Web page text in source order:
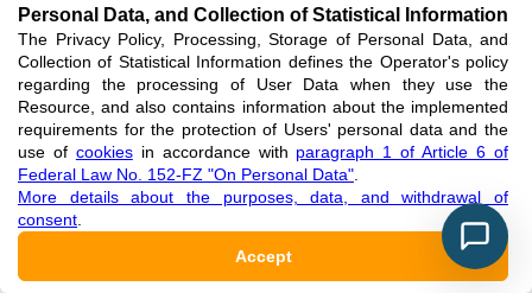
производным от уравнения (1). Основываясь на уравнениях
(1) и (2), в уравнении (3) можно рассчитать частоту
конфликтов (коэффициент конфликтности) хэшей R. Процесс
вывода уравнения должен гарантировать, что значение k2
/2N
будет меньше 0,1.
N
Personal Data, and Collection of Statistical Information
The Privacy Policy, Processing, Storage of Personal Data, and
Collection of Statistical Information defines the Operator's policy
regarding the processing of User Data when they use the
Resource, and also contains information about the implemented
requirements for the protection of Users' personal data and the
use of cookiesin accordance with paragraph 1 of Article 6 of
Federal Law No. 152-FZ "On Personal Data"
More details about the purposes, data, and withdrawal of
consent
Accept